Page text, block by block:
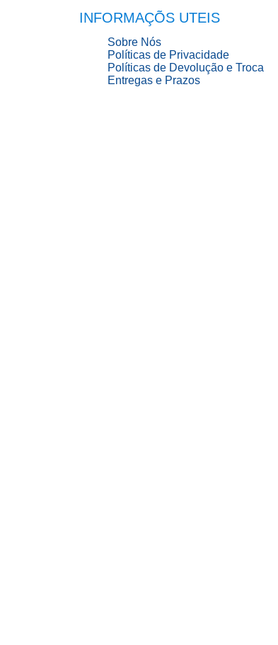
INFORMAÇÕS UTEIS
Sobre Nós
Políticas de Privacidade
Políticas de Devolução e Troca
Entregas e Prazos